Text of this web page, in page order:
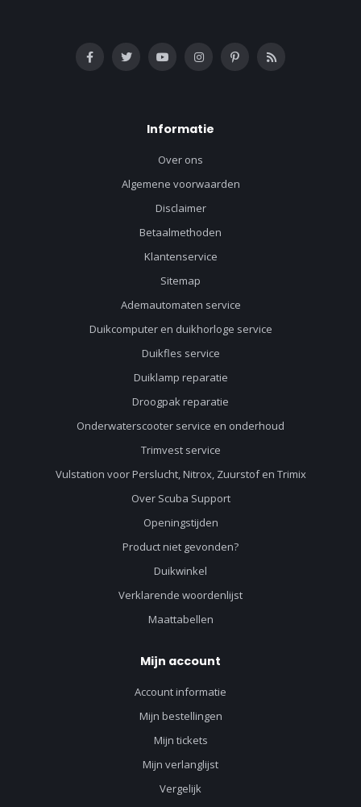
Informatie
Over ons
Algemene voorwaarden
Disclaimer
Betaalmethoden
Klantenservice
Sitemap
Ademautomaten service
Duikcomputer en duikhorloge service
Duikfles service
Duiklamp reparatie
Droogpak reparatie
Onderwaterscooter service en onderhoud
Trimvest service
Vulstation voor Perslucht, Nitrox, Zuurstof en Trimix
Over Scuba Support
Openingstijden
Product niet gevonden?
Duikwinkel
Verklarende woordenlijst
Maattabellen
Mijn account
Account informatie
Mijn bestellingen
Mijn tickets
Mijn verlanglijst
Vergelijk